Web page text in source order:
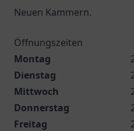
Neuen Kammern.
Öffnungszeiten
Montag
Dienstag
Mittwoch
Donnerstag
Freitag